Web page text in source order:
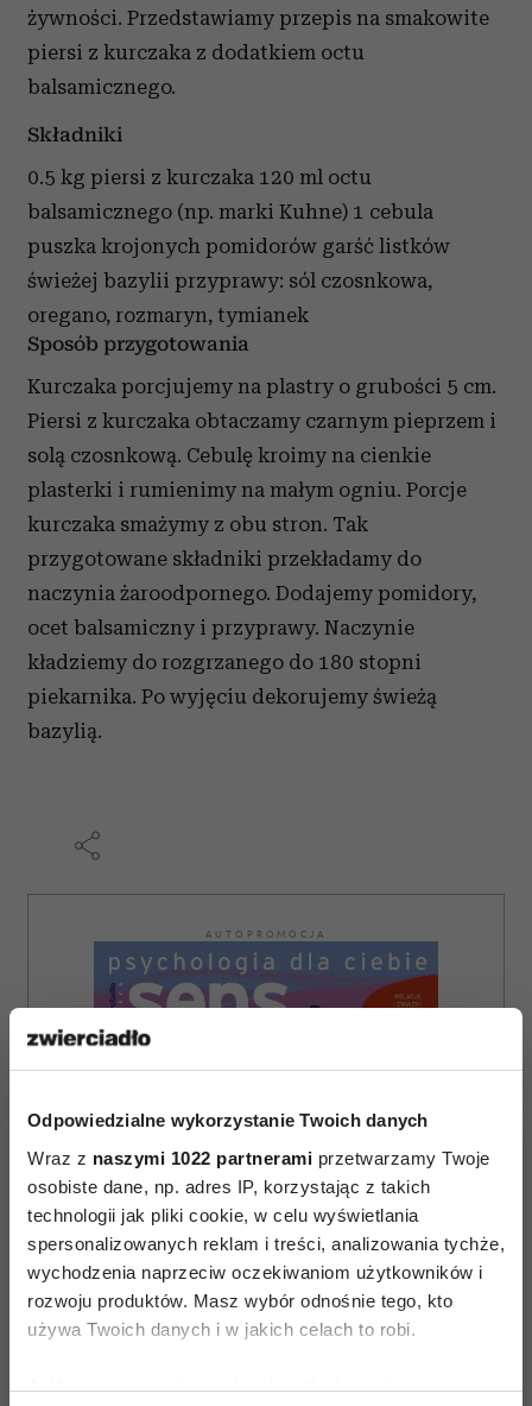
Odpowiedzialne wykorzystanie Twoich danych
Wraz z naszymi 1022 partnerami przetwarzamy Twoje
osobiste dane, np. adres IP, korzystając z takich
technologii jak pliki cookie, w celu wyświetlania
spersonalizowanych reklam i treści, analizowania tychże,
wychodzenia naprzeciw oczekiwaniom użytkowników i
rozwoju produktów. Masz wybór odnośnie tego, kto
używa Twoich danych i w jakich celach to robi.
Jeśli wyrazisz na to zgodę, chcielibyśmy również:
żywności. Przedstawiamy przepis na smakowite
piersi z kurczaka z dodatkiem octu
balsamicznego.
Składniki
0.5 kg piersi z kurczaka 120 ml octu
balsamicznego (np. marki Kuhne) 1 cebula
puszka krojonych pomidorów garść listków
świeżej bazylii przyprawy: sól czosnkowa,
oregano, rozmaryn, tymianek
Sposób przygotowania
Kurczaka porcjujemy na plastry o grubości 5 cm.
Piersi z kurczaka obtaczamy czarnym pieprzem i
solą czosnkową. Cebulę kroimy na cienkie
plasterki i rumienimy na małym ogniu. Porcje
kurczaka smażymy z obu stron. Tak
przygotowane składniki przekładamy do
naczynia żaroodpornego. Dodajemy pomidory,
ocet balsamiczny i przyprawy. Naczynie
kładziemy do rozgrzanego do 180 stopni
piekarnika. Po wyjęciu dekorujemy świeżą
bazylią.
AUTOPROMOCJA